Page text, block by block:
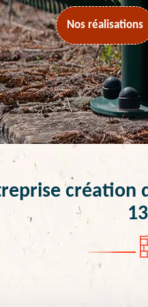
Nos réalisations
création